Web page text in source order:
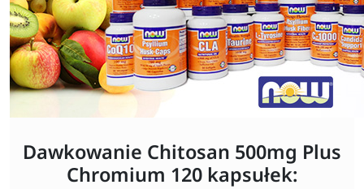
Dawkowanie Chitosan 500mg Plus
Chromium 120 kapsułek: